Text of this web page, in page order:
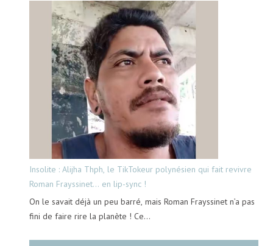
Insolite : Alijha Thph, le TikTokeur polynésien qui fait revivre
Roman Frayssinet… en lip-sync !
On le savait déjà un peu barré, mais Roman Frayssinet n’a pas
fini de faire rire la planète ! Ce…